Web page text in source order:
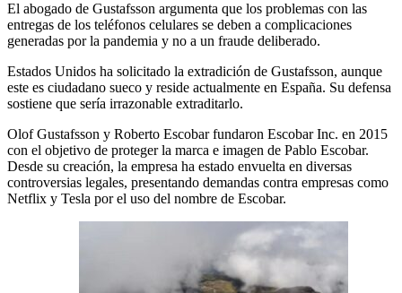
El abogado de Gustafsson argumenta que los problemas con las
entregas de los teléfonos celulares se deben a complicaciones
generadas por la pandemia y no a un fraude deliberado.
Estados Unidos ha solicitado la extradición de Gustafsson, aunque
este es ciudadano sueco y reside actualmente en España. Su defensa
sostiene que sería irrazonable extraditarlo.
Olof Gustafsson y Roberto Escobar fundaron Escobar Inc. en 2015
con el objetivo de proteger la marca e imagen de Pablo Escobar.
Desde su creación, la empresa ha estado envuelta en diversas
controversias legales, presentando demandas contra empresas como
Netflix y Tesla por el uso del nombre de Escobar.